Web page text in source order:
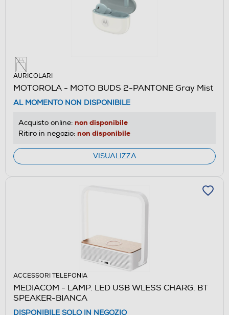
AURICOLARI
MOTOROLA - MOTO BUDS 2-PANTONE Gray Mist
AL MOMENTO NON DISPONIBILE
Acquisto online: non disponibile
Ritiro in negozio: non disponibile
VISUALIZZA
ACCESSORI TELEFONIA
MEDIACOM - LAMP. LED USB WLESS CHARG. BT
SPEAKER-BIANCA
DISPONIBILE SOLO IN NEGOZIO